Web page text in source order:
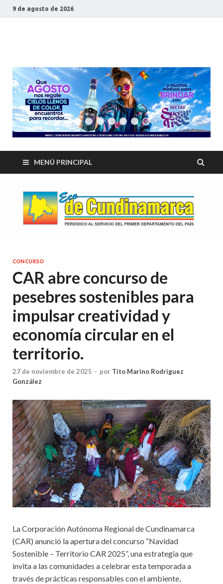
9 de agosto de 2026
CUNDINAMARCA
MENÚ PRINCIPAL
CONCURSO
CAR abre concurso de
pesebres sostenibles para
impulsar creatividad y
economía circular en el
territorio.
27 de noviembre de 2025 - por Tito Marino Rodriguez
González
La Corporación Autónoma Regional de Cundinamarca
(CAR) anunció la apertura del concurso “Navidad
Sostenible – Territorio CAR 2025”, una estrategia que
invita a las comunidades a celebrar esta temporada a
través de prácticas responsables con el ambiente,